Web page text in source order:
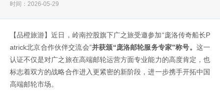
时间：2026-05-29
【品橙旅游】近日，岭南控股旗下广之旅受邀参加“庞洛传奇船长P
atrick北京合作伙伴交流会”并获颁“庞洛邮轮服务专家”称号。 这一
认证不仅是对广之旅在高端邮轮运营方面专业能力的高度肯定，也
标志着双方的战略合作进入更紧密的新阶段，进一步携手开拓中国
高端邮轮市场。